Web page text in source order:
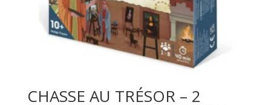
CHASSE AU TRÉSOR – 2